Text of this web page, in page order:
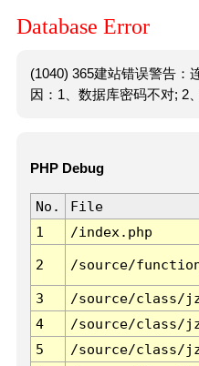
Database Error
(1040) 365建站错误警告：
因：1、数据库密码不对; 2
PHP Debug
No. File
1
/index.php
2 /source/
3 /source/class/
4
/source/class/
5
/source/class/